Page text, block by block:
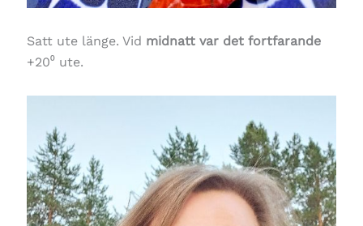
Satt ute länge. Vid midnatt var det fortfarande
+20⁰ ute.